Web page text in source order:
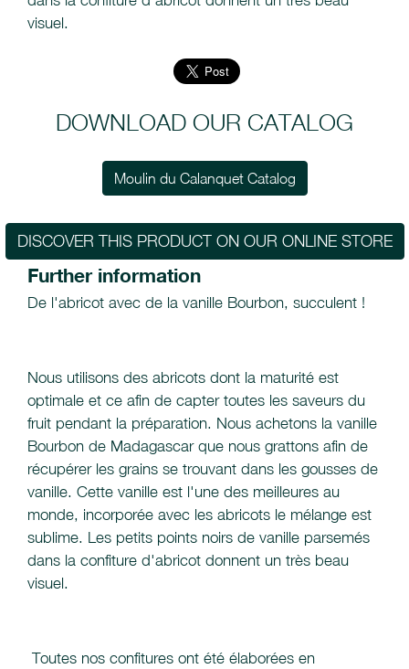
visuel.
DOWNLOAD OUR CATALOG
Moulin du Calanquet Catalog
DISCOVER THIS PRODUCT ON OUR ONLINE STORE
Further information
De l'abricot avec de la vanille Bourbon, succulent !
Nous utilisons des abricots dont la maturité est
optimale et ce afin de capter toutes les saveurs du
fruit pendant la préparation. Nous achetons la vanille
Bourbon de Madagascar que nous grattons afin de
récupérer les grains se trouvant dans les gousses de
vanille. Cette vanille est l'une des meilleures au
monde, incorporée avec les abricots le mélange est
sublime. Les petits points noirs de vanille parsemés
dans la confiture d'abricot donnent un très beau
visuel.
Toutes nos confitures ont été élaborées en